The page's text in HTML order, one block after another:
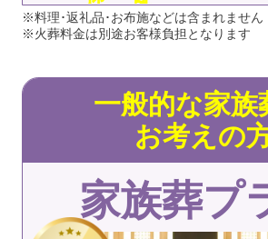
※料理･返礼品･お布施などは含まれません
※火葬料金は別途お客様負担となります
一般的な家族
お考えの
家族葬プ